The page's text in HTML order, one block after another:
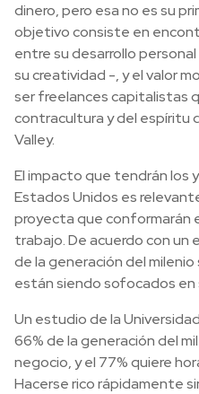
dinero, pero esa no es su
objetivo consiste en
entre su desarrollo
su creatividad -, y el valor
ser freelances capitalistas
contracultura y del espíritu
Valley.
El impacto que tendrán los
Estados Unidos es
proyecta que conformarán
trabajo. De acuerdo con
de la generación del
están siendo sofocados
Un estudio de la
66% de la generación del
negocio, y el 77% quiere
Hacerse rico rápidamente